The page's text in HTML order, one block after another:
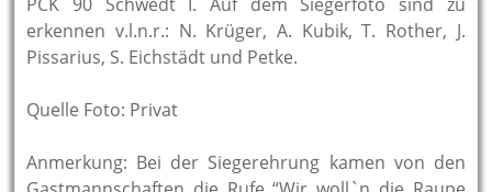
erkennen v.l.n.r.: N. Krüger, A. Kubik, T. Rother, J.
Pissarius, S. Eichstädt und Petke.
Quelle Foto: Privat
Anmerkung: Bei der Siegerehrung kamen von den